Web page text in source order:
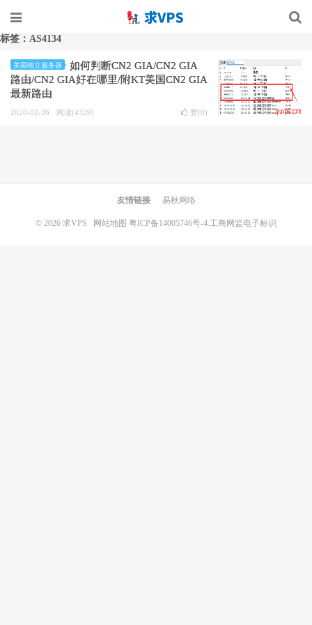
标签：AS4134
美国独立服务器
如何判断CN2 GIA/CN2 GIA
路由/CN2 GIA好在哪里/附KT美国CN2 GIA
最新路由
2020-02-26 阅读(4329) 赞(0)
友情链接 易秋网络
© 2026 求VPS 网站地图 粤ICP备14005746号-4.工商网监电子标识